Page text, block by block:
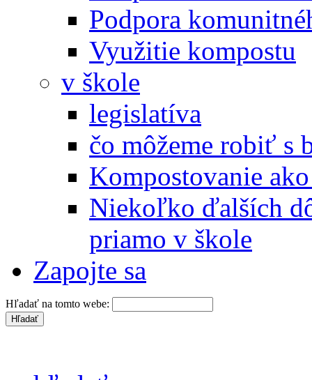
Podpora
Využitie kompostu
v škole
legislatíva
čo môžeme robiť s
Kompostovanie
Niekoľko ďalších
priamo v škole
Zapojte sa
Hľadať na tomto webe: